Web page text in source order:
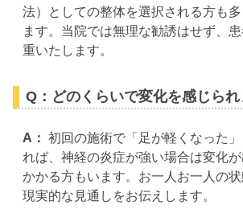
法）としての整体を選択される方も
ます。当院では無理な勧誘はせず、
重いたします。
Q：どのくらいで変化を感じられ
A： 初回の施術で「足が軽くなった
れば、神経の炎症が強い場合は変化
かかる方もいます。お一人お一人の状
現実的な見通しをお伝えします。